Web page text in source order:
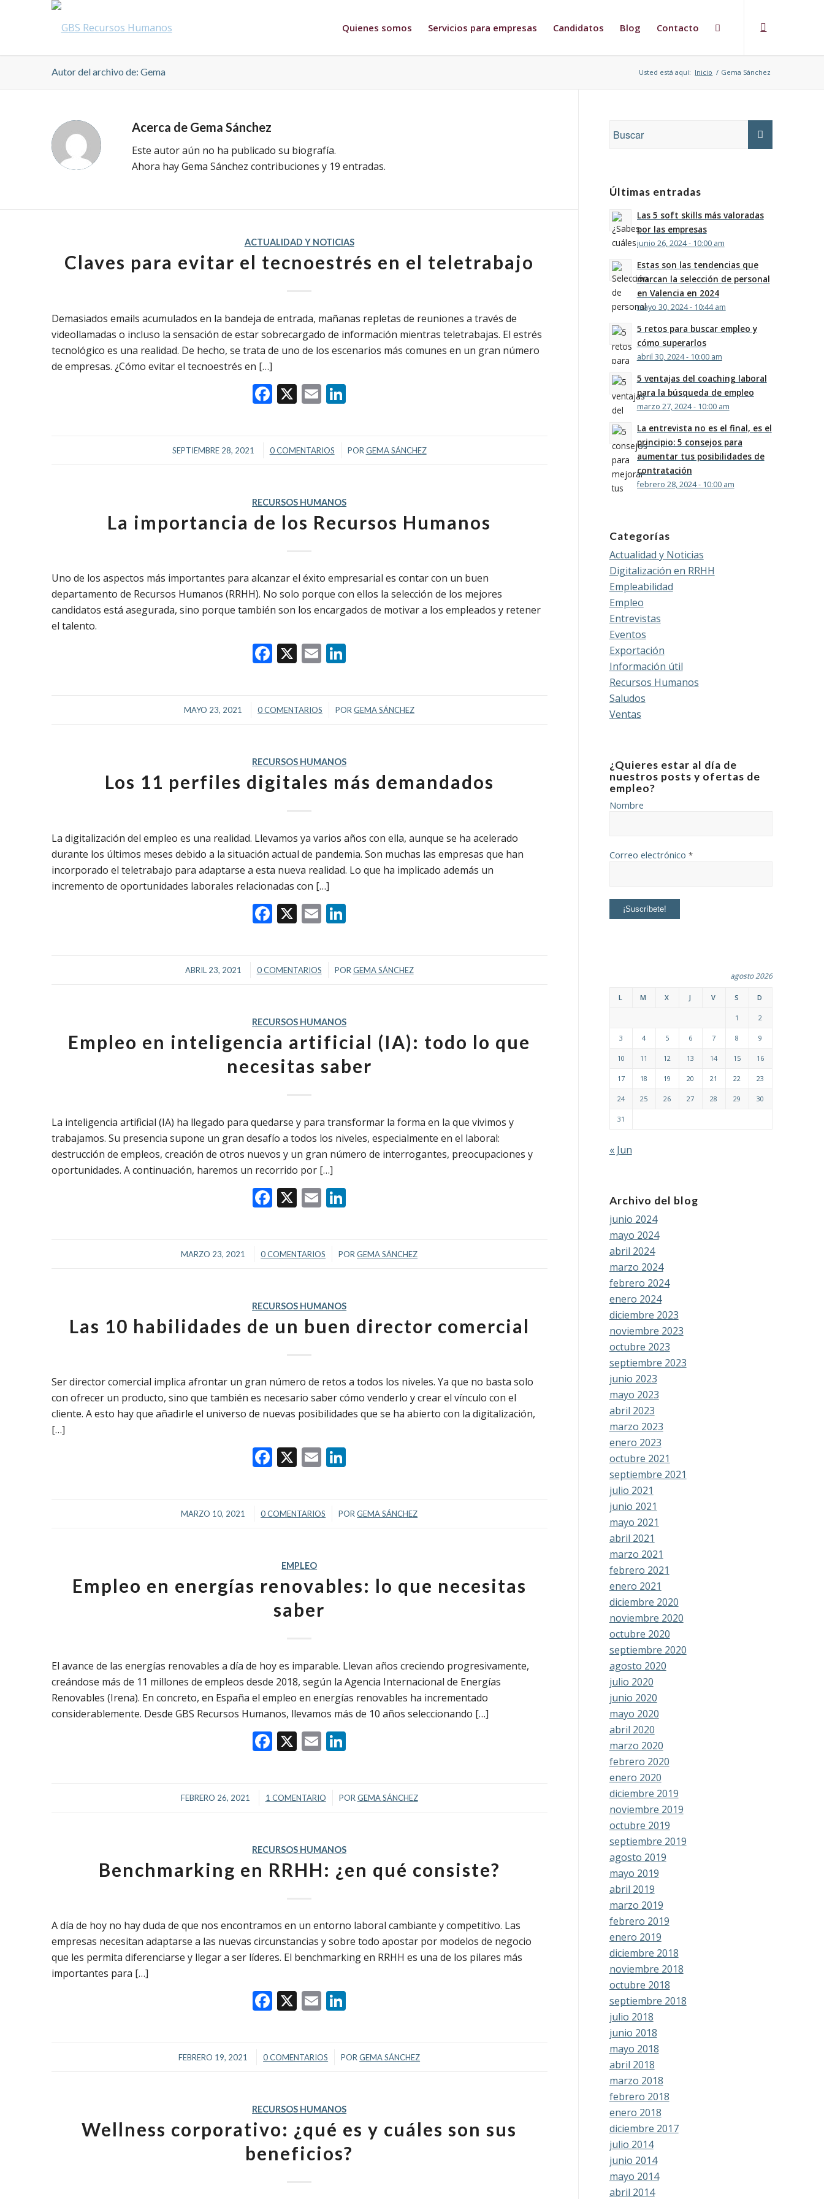
Quienes somos Servicios para empresas Candidatos Blog Contacto
Autor del archivo de: Gema Usted está aquí: Inicio / Gema Sánchez
Acerca de Gema Sánchez
Este autor aún no ha publicado su biografía.
Ahora hayGema Sánchez contribuciones y 19 entradas.
ACTUALIDAD Y NOTICIAS
Claves para evitar el tecnoestrés en el teletrabajo
Demasiados emails acumulados en la bandeja de entrada, mañanas repletas de reuniones a través de
videollamadas o incluso la sensación de estar sobrecargado de información mientras teletrabajas. El estrés
tecnológico es una realidad. De hecho, se trata de uno de los escenarios más comunes en un gran número
de empresas. ¿Cómo evitar el tecnoestrés en […]
Facebook
X Email
SEPTIEMBRE 28, 2021
/ 0 COMENTARIOS
/ POR GEMA SÁNCHEZ
RECURSOS HUMANOS
La importancia de los Recursos Humanos
Uno de los aspectos más importantes para alcanzar el éxito empresarial es contar con un buen
departamento de Recursos Humanos (RRHH). No solo porque con ellos la selección de los mejores
candidatos está asegurada, sino porque también son los encargados de motivar a los empleados y retener
el talento.
Facebook
X Email
MAYO 23, 2021
/ 0 COMENTARIOS
/ PORGEMA SÁNCHEZ
RECURSOS HUMANOS
Los 11 perfiles digitales más demandados
La digitalización del empleo es una realidad. Llevamos ya varios años con ella, aunque se ha acelerado
durante los últimos meses debido a la situación actual de pandemia. Son muchas las empresas que han
incorporado el teletrabajo para adaptarse a esta nueva realidad. Lo que ha implicado además un
incremento de oportunidades laborales relacionadas con […]
Facebook
X Email
ABRIL 23, 2021
/ 0 COMENTARIOS
/ POR GEMA SÁNCHEZ
RECURSOS HUMANOS
Empleo en inteligencia artificial (IA): todo lo que
necesitas saber
La inteligencia artificial (IA) ha llegado para quedarse y para transformar la forma en la que vivimos y
trabajamos. Su presencia supone un gran desafío a todos los niveles, especialmente en el laboral:
destrucción de empleos, creación de otros nuevos y un gran número de interrogantes, preocupaciones y
oportunidades. A continuación, haremos un recorrido por […]
Facebook
X Email
MARZO 23, 2021
/ 0 COMENTARIOS
/ PORGEMA SÁNCHEZ
RECURSOS HUMANOS
Las 10 habilidades de un buen director comercial
Ser director comercial implica afrontar un gran número de retos a todos los niveles. Ya que no basta solo
con ofrecer un producto, sino que también es necesario saber cómo venderlo y crear el vínculo con el
cliente. A esto hay que añadirle el universo de nuevas posibilidades que se ha abierto con la digitalización,
[…]
Facebook
X Email
MARZO 10, 2021
/ 0 COMENTARIOS
/ PORGEMA SÁNCHEZ
EMPLEO
Empleo en energías renovables: lo que necesitas
saber
El avance de las energías renovables a día de hoy es imparable. Llevan años creciendo progresivamente,
creándose más de 11 millones de empleos desde 2018, según la Agencia Internacional de Energías
Renovables (Irena). En concreto, en España el empleo en energías renovables ha incrementado
considerablemente. Desde GBS Recursos Humanos, llevamos más de 10 años seleccionando […]
Facebook
X Email
FEBRERO 26, 2021
/ 1 COMENTARIO
/ POR GEMA SÁNCHEZ
RECURSOS HUMANOS
Benchmarking en RRHH: ¿en qué consiste?
A día de hoy no hay duda de que nos encontramos en un entorno laboral cambiante y competitivo. Las
empresas necesitan adaptarse a las nuevas circunstancias y sobre todo apostar por modelos de negocio
que les permita diferenciarse y llegar a ser líderes. El benchmarking en RRHH es una de los pilares más
importantes para […]
Facebook
X Email
FEBRERO 19, 2021
/ 0 COMENTARIOS
/ PORGEMA SÁNCHEZ
RECURSOS HUMANOS
Wellness corporativo: ¿qué es y cuáles son sus
beneficios?
Últimas entradas
Las 5 soft skills más valoradas
por las empresas
junio 26, 2024 - 10:00 am
Estas son las tendencias que
marcan la selección de personal
en Valencia en 2024
mayo 30, 2024 - 10:44 am
5 retos para buscar empleo y
cómo superarlos
abril 30, 2024 - 10:00 am
5 ventajas del coaching laboral
para la búsqueda de empleo
marzo 27, 2024 - 10:00 am
La entrevista no es el final, es el
principio: 5 consejos para
aumentar tus posibilidades de
contratación
febrero 28, 2024 - 10:00 am
Categorías
Actualidad y Noticias
Digitalización en RRHH
Empleabilidad
Empleo
Entrevistas
Eventos
Exportación
Información útil
Recursos Humanos
Saludos
Ventas
¿Quieres estar al día de
nuestros posts y ofertas de
empleo?
Nombre
Correo electrónico *
agosto 2026
L M X J V S D
1 2
3 4 5 6 7 8 9
10 11 12 13 14 15 16
17 18 19 20 21 22 23
24 25 26 27 28 29 30
31
« Jun
Archivo del blog
junio 2024
mayo 2024
abril 2024
marzo 2024
febrero 2024
enero 2024
diciembre 2023
noviembre 2023
octubre 2023
septiembre 2023
junio 2023
mayo 2023
abril 2023
marzo 2023
enero 2023
octubre 2021
septiembre 2021
julio 2021
junio 2021
mayo 2021
abril 2021
marzo 2021
febrero 2021
enero 2021
diciembre 2020
noviembre 2020
octubre 2020
septiembre 2020
agosto 2020
julio 2020
junio 2020
mayo 2020
abril 2020
marzo 2020
febrero 2020
enero 2020
diciembre 2019
noviembre 2019
octubre 2019
septiembre 2019
agosto 2019
mayo 2019
abril 2019
marzo 2019
febrero 2019
enero 2019
diciembre 2018
noviembre 2018
octubre 2018
septiembre 2018
julio 2018
junio 2018
mayo 2018
abril 2018
marzo 2018
febrero 2018
enero 2018
diciembre 2017
julio 2014
junio 2014
mayo 2014
abril 2014